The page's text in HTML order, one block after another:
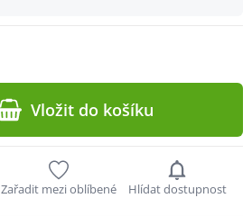
Vložit do košíku
Zařadit mezi oblíbené Hlídat dostupnost